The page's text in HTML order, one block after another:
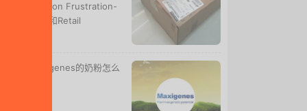
Amazon Frustration-
Free和Retail
Maxigenes的奶粉怎么